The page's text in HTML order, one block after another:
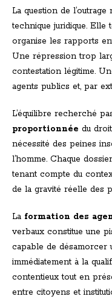
La question de
technique juridique. Elle
organise les rapports
Une répression trop
contestation légitime.
agents publics et, par
L’équilibre recherché
proportionnée du
nécessité des peines
l’homme. Chaque
tenant compte du
de la gravité réelle des
La formation des
verbaux constitue une
capable de désamorcer
immédiatement à la
contentieux tout en
entre citoyens et